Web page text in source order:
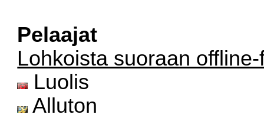
Pelaajat
Lohkoista suoraan
Luolis
Alluton